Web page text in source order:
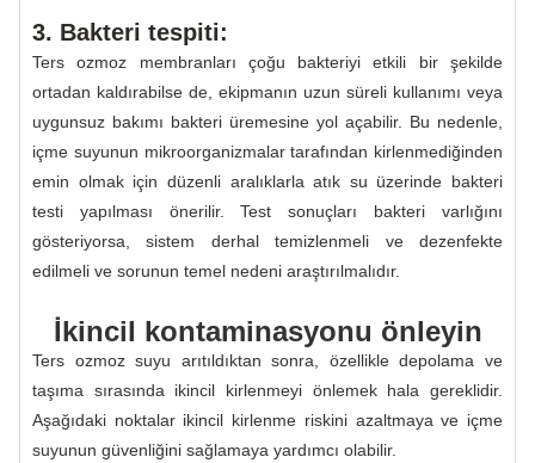
3. Bakteri tespiti:
Ters ozmoz membranları çoğu bakteriyi etkili bir şekilde
ortadan kaldırabilse de, ekipmanın uzun süreli kullanımı veya
uygunsuz bakımı bakteri üremesine yol açabilir. Bu nedenle,
içme suyunun mikroorganizmalar tarafından kirlenmediğinden
emin olmak için düzenli aralıklarla atık su üzerinde bakteri
testi yapılması önerilir. Test sonuçları bakteri varlığını
gösteriyorsa, sistem derhal temizlenmeli ve dezenfekte
edilmeli ve sorunun temel nedeni araştırılmalıdır.
İkincil kontaminasyonu önleyin
Ters ozmoz suyu arıtıldıktan sonra, özellikle depolama ve
taşıma sırasında ikincil kirlenmeyi önlemek hala gereklidir.
Aşağıdaki noktalar ikincil kirlenme riskini azaltmaya ve içme
suyunun güvenliğini sağlamaya yardımcı olabilir.